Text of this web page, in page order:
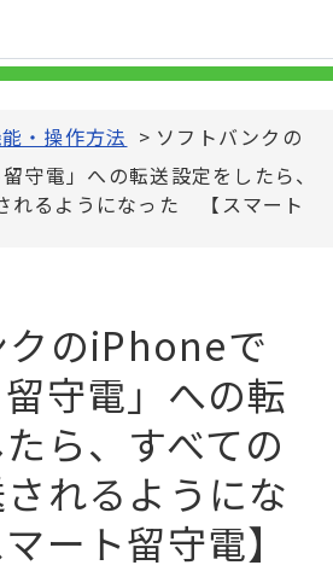
・操作方法 > ソフトバンクの
守電」への転送設定をしたら、
れるようになった 【スマート
クのiPhoneで
留守電」への転
ら、すべての
れるようにな
ート留守電】